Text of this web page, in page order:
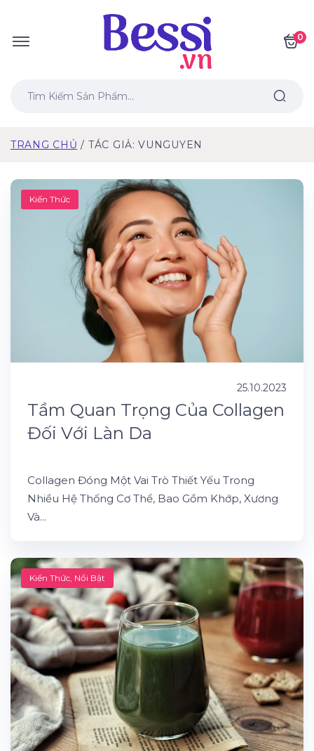
0
TRANG CHỦ TÁC GIẢ: VUNGUYEN
Kiến Thức
25.10.2023
Tầm Quan Trọng Của Collagen
Đối Với Làn Da
Collagen Đóng Một Vai Trò Thiết Yếu Trong
Nhiều Hệ Thống Cơ Thể, Bao Gồm Khớp, Xương
Và...
Kiến Thức, Nổi Bật